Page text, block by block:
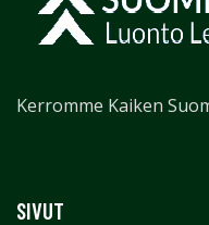
Kerromme Kaiken
SIVUT